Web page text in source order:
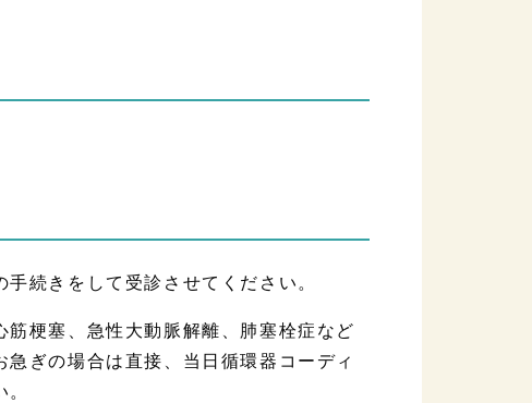
続きをして受診させてください。
梗塞、急性大動脈解離、肺塞栓症など
ぎの場合は直接、当日循環器コーディ